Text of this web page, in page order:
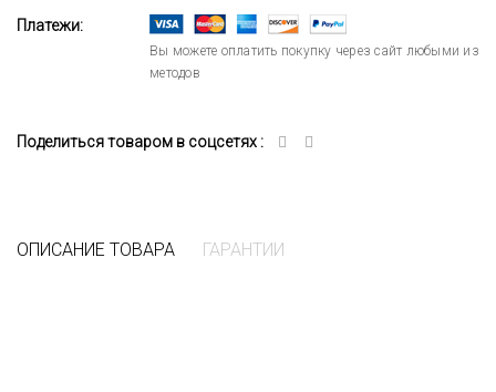
Платежи:
Вы можете оплатить покупку через сайт любыми из
методов
Поделиться товаром в соцсетях :
ОПИСАНИЕ ТОВАРА ГАРАНТИИ